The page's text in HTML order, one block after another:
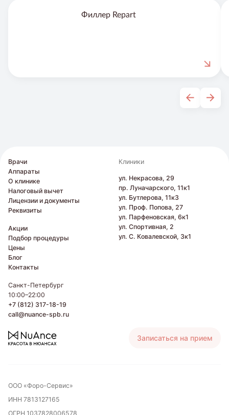
Филлер Repart
Клиники
ул. Некрасова, 29
пр. Луначарского, 11к1
ул. Бутлерова, 11к3
ул. Проф. Попова, 27
ул. Парфеновская, 6к1
ул. Спортивная, 2
ул. С. Ковалевской, 3к1
Врачи
Аппараты
О клинике
Налоговый вычет
Лицензии и документы
Реквизиты
Акции
Подбор процедуры
Цены
Блог
Контакты
Санкт-Петербург
10:00–22:00
+7 (812) 317-18-19
call@nuance-spb.ru
Записаться на прием
ООО «Форо-Сервис»
ИНН 7813127165
ОГРН 1037828006578